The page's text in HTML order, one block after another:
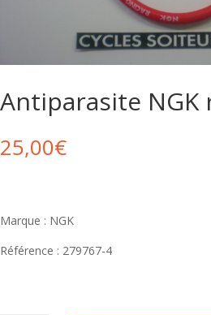
Antiparasite NGK
25,00€
Marque : NGK
Référence : 279767-4